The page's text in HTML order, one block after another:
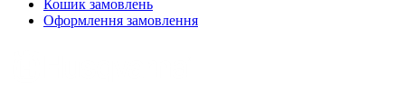
Кошик замовлень
Оформлення замовлення